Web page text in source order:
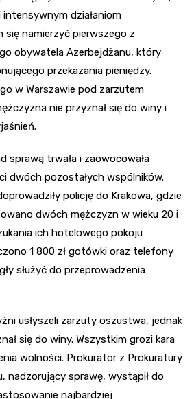
działaniom
się namierzyć pierwszego z
obywatela Azerbejdżanu, który
przekazania pieniędzy.
w Warszawie pod zarzutem
nie przyznał się do winy i
sprawą trwała i zaowocowała
dwóch pozostałych wspólników.
policję do Krakowa, gdzie
dwóch mężczyzn w wieku 20 i
ich hotelowego pokoju
1 800 zł gotówki oraz telefony
służyć do przeprowadzenia
usłyszeli zarzuty oszustwa, jednak
się do winy. Wszystkim grozi kara
wolności. Prokurator z Prokuratury
nadzorujący sprawę, wystąpił do
najbardziej